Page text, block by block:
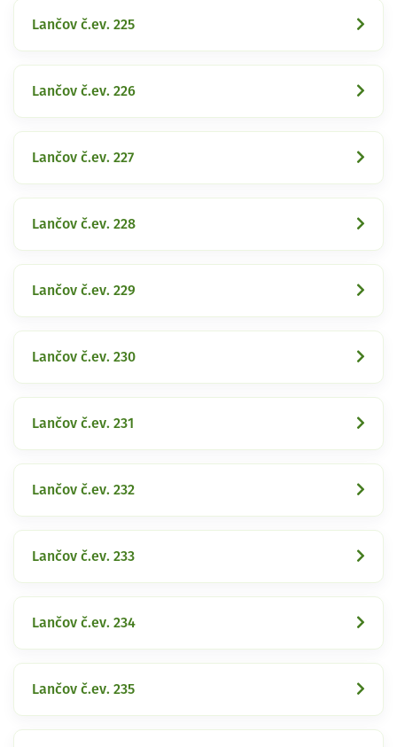
Lančov č.ev. 225
Lančov č.ev. 226
Lančov č.ev. 227
Lančov č.ev. 228
Lančov č.ev. 229
Lančov č.ev. 230
Lančov č.ev. 231
Lančov č.ev. 232
Lančov č.ev. 233
Lančov č.ev. 234
Lančov č.ev. 235